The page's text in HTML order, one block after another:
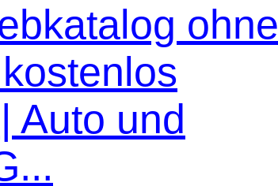
ohne
Auto und